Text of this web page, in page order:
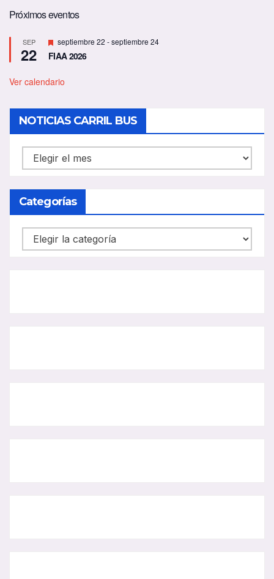
Próximos eventos
SEP
22
D
e
s
a
d
o
septiembre 22 -septiembre 24
FIAA 2026
Ver calendario
NOTICIAS CARRIL BUS
NOTICIAS
CARRIL
BUS
Categorías
Categorías